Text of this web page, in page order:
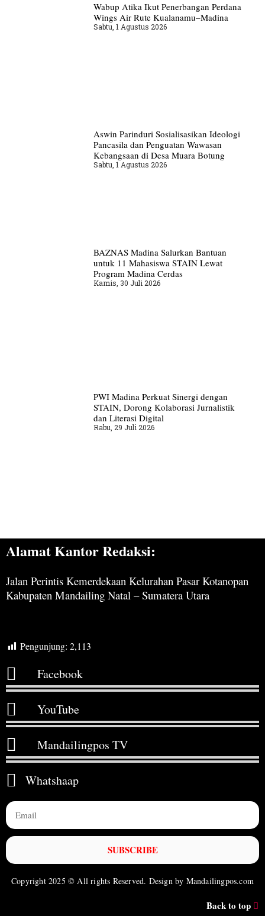
Wabup Atika Ikut Penerbangan Perdana
Wings Air Rute Kualanamu–Madina
Sabtu, 1 Agustus 2026
Aswin Parinduri Sosialisasikan Ideologi
Pancasila dan Penguatan Wawasan
Kebangsaan di Desa Muara Botung
Sabtu, 1 Agustus 2026
BAZNAS Madina Salurkan Bantuan
untuk 11 Mahasiswa STAIN Lewat
Program Madina Cerdas
Kamis, 30 Juli 2026
PWI Madina Perkuat Sinergi dengan
STAIN, Dorong Kolaborasi Jurnalistik
dan Literasi Digital
Rabu, 29 Juli 2026
Alamat Kantor Redaksi:
Jalan Perintis Kemerdekaan Kelurahan Pasar Kotanopan
Kabupaten Mandailing Natal – Sumatera Utara
Pengunjung: 2,113
Facebook
YouTube
Mandailingpos TV
Whatshaap
SUBSCRIBE
Copyright 2025 © All rights Reserved. Design by Mandailingpos.com
Back to top